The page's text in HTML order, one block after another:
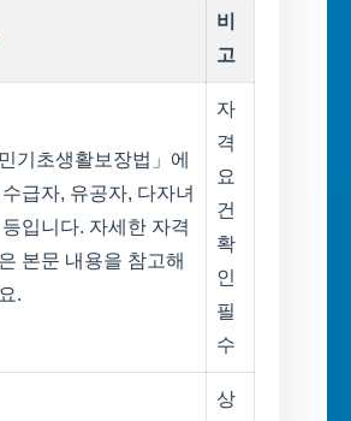
비
고
민기초생활보장법」에
급자, 유공자, 다자녀
입니다. 자세한 자격
본문 내용을 참고해
.
자
격
요
건
확
인
필
수
상